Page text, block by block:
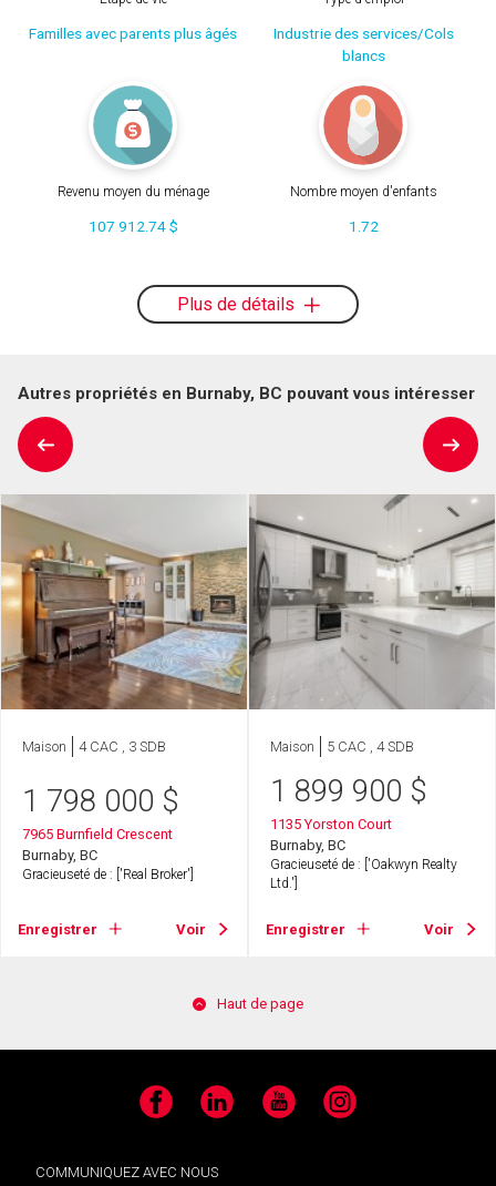
Familles avec parents plus âgés
Industrie des services/Cols
blancs
Revenu moyen du ménage
107 912.74 $
Nombre moyen d'enfants
1.72
Plus de détails
Autres propriétés en Burnaby, BC pouvant vous intéresser
Maison 4 CAC , 3 SDB
1 798 000 $
7965 Burnfield Crescent
Burnaby, BC
Gracieuseté de : ['Real Broker']
Enregistrer Voir
Maison 5 CAC , 4 SDB
1 899 900 $
1135 Yorston Court
Burnaby, BC
Gracieuseté de : ['Oakwyn Realty
Ltd.']
Enregistrer Voir
Haut de page
Facebook LinkedIn YouTube Instagram
COMMUNIQUEZ AVEC NOUS